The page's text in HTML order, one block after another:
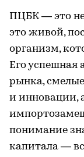
ПЦБК — это
это живой,
организм,
Его успешная
рынка,
и инновации,
понимание
капитала —